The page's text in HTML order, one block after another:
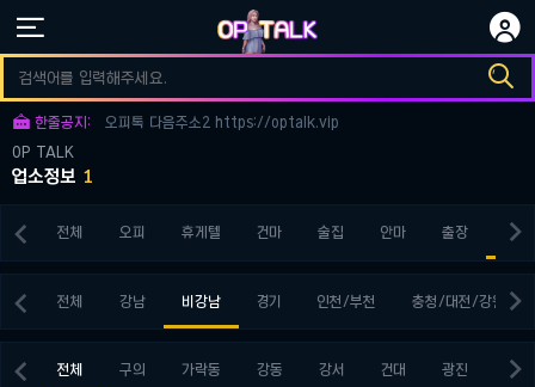
 

 한줄공지:
오피토크 다음주소3 https://optalk.vip
오피토크 다음주소1 https://optalk.vip
오피톡 다음주소2 https://optalk.vip
OP TALK
업소정보 1
 전체 오피 휴게텔 건마 술집 안마 출장 키스

 전체 강남 비강남 경기 인천/부천 충청/대전/강원 
 전체 구의 가락동 강동 강서 건대 광진 구로
